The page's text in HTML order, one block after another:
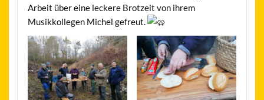
Arbeit über eine leckere Brotzeit von ihrem
Musikkollegen Michel gefreut.